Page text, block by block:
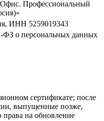
Профессиональный
ИНН 5259019343
ФЗ о персональных данных
сертификате; после
выпущенные позже,
права на обновление